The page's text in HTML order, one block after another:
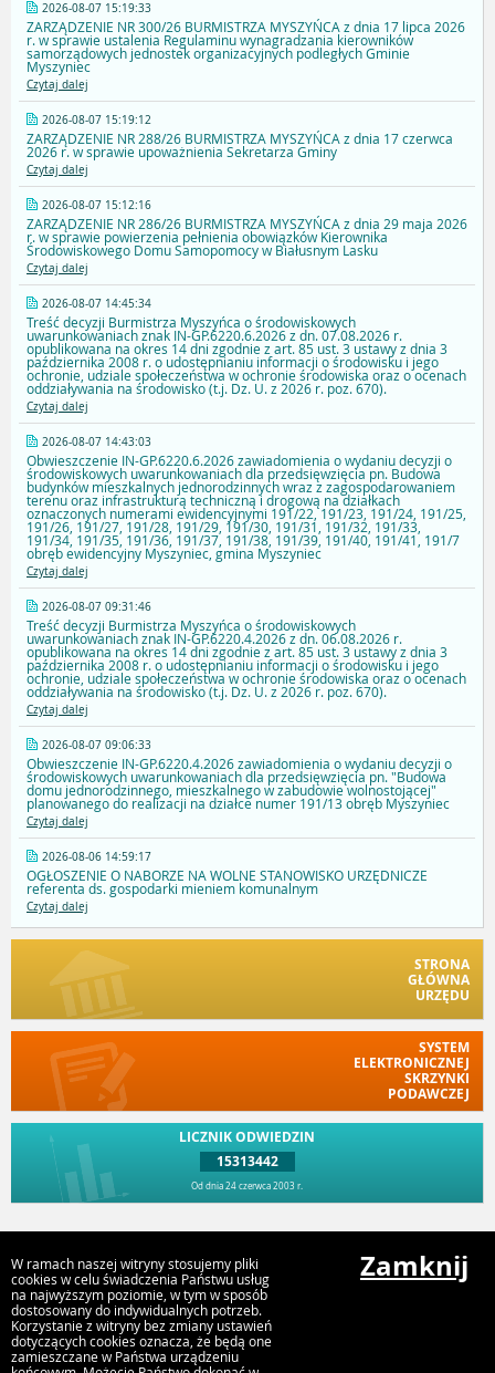
2026-08-07 15:19:33
ZARZĄDZENIE NR 300/26 BURMISTRZA MYSZYŃCA z dnia 17 lipca 2026
r. w sprawie ustalenia Regulaminu wynagradzania kierowników
samorządowych jednostek organizacyjnych podległych Gminie
Myszyniec
Czytaj dalej
2026-08-07 15:19:12
ZARZĄDZENIE NR 288/26 BURMISTRZA MYSZYŃCA z dnia 17 czerwca
2026 r. w sprawie upoważnienia Sekretarza Gminy
Czytaj dalej
2026-08-07 15:12:16
ZARZĄDZENIE NR 286/26 BURMISTRZA MYSZYŃCA z dnia 29 maja 2026
r. w sprawie powierzenia pełnienia obowiązków Kierownika
Środowiskowego Domu Samopomocy w Białusnym Lasku
Czytaj dalej
2026-08-07 14:45:34
Treść decyzji Burmistrza Myszyńca o środowiskowych
uwarunkowaniach znak IN-GP.6220.6.2026 z dn. 07.08.2026 r.
opublikowana na okres 14 dni zgodnie z art. 85 ust. 3 ustawy z dnia 3
października 2008 r. o udostępnianiu informacji o środowisku i jego
ochronie, udziale społeczeństwa w ochronie środowiska oraz o ocenach
oddziaływania na środowisko (t.j. Dz. U. z 2026 r. poz. 670).
Czytaj dalej
2026-08-07 14:43:03
Obwieszczenie IN-GP.6220.6.2026 zawiadomienia o wydaniu decyzji o
środowiskowych uwarunkowaniach dla przedsięwzięcia pn. Budowa
budynków mieszkalnych jednorodzinnych wraz z zagospodarowaniem
terenu oraz infrastrukturą techniczną i drogową na działkach
oznaczonych numerami ewidencyjnymi 191/22, 191/23, 191/24, 191/25,
191/26, 191/27, 191/28, 191/29, 191/30, 191/31, 191/32, 191/33,
191/34, 191/35, 191/36, 191/37, 191/38, 191/39, 191/40, 191/41, 191/7
obręb ewidencyjny Myszyniec, gmina Myszyniec
Czytaj dalej
2026-08-07 09:31:46
Treść decyzji Burmistrza Myszyńca o środowiskowych
uwarunkowaniach znak IN-GP.6220.4.2026 z dn. 06.08.2026 r.
opublikowana na okres 14 dni zgodnie z art. 85 ust. 3 ustawy z dnia 3
października 2008 r. o udostępnianiu informacji o środowisku i jego
ochronie, udziale społeczeństwa w ochronie środowiska oraz o ocenach
oddziaływania na środowisko (t.j. Dz. U. z 2026 r. poz. 670).
Czytaj dalej
2026-08-07 09:06:33
Obwieszczenie IN-GP.6220.4.2026 zawiadomienia o wydaniu decyzji o
środowiskowych uwarunkowaniach dla przedsięwzięcia pn. "Budowa
domu jednorodzinnego, mieszkalnego w zabudowie wolnostojącej"
planowanego do realizacji na działce numer 191/13 obręb Myszyniec
Czytaj dalej
2026-08-06 14:59:17
OGŁOSZENIE O NABORZE NA WOLNE STANOWISKO URZĘDNICZE
referenta ds. gospodarki mieniem komunalnym
Czytaj dalej
STRONA
GŁÓWNA
URZĘDU
SYSTEM
ELEKTRONICZNEJ
SKRZYNKI
PODAWCZEJ
LICZNIK ODWIEDZIN
15313442
Od dnia 24 czerwca 2003 r.
Urząd Miejski w Myszyńcu
ul. Plac Wolności 60, 07-430 Myszyniec
W ramach naszej witryny stosujemy pliki
cookies w celu świadczenia Państwu usług
na najwyższym poziomie, w tym w sposób
dostosowany do indywidualnych potrzeb.
Korzystanie z witryny bez zmiany ustawień
dotyczących cookies oznacza, że będą one
zamieszczane w Państwa urządzeniu
Zamknij